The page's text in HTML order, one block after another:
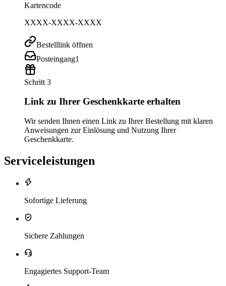
Kartencode
XXXX-XXXX-XXXX
Bestelllink öffnen
Posteingang1
Schritt 3
Link zu Ihrer Geschenkkarte erhalten
Wir senden Ihnen einen Link zu Ihrer Bestellung mit klaren
Anweisungen zur Einlösung und Nutzung Ihrer
Geschenkkarte.
Serviceleistungen
Sofortige Lieferung
Sichere Zahlungen
Engagiertes Support-Team